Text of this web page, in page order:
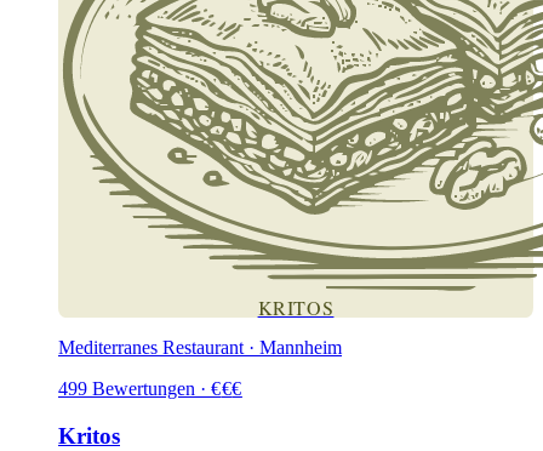
KRITOS
Mediterranes Restaurant · Mannheim
499 Bewertungen · €€€
Kritos